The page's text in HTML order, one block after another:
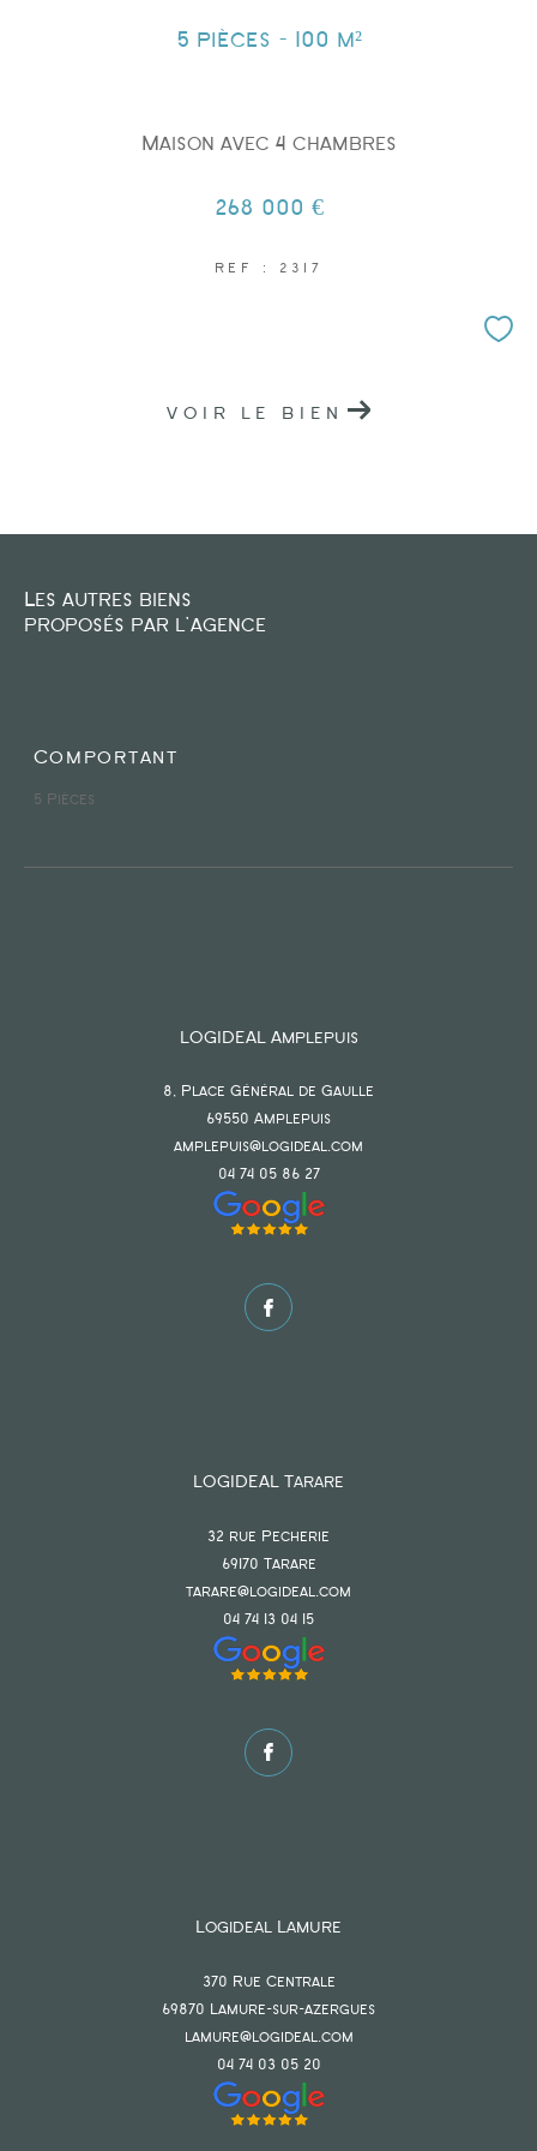
5 pièces - 100 m²
Maison avec 4 chambres
268 000 €
REF : 2317
VOIR LE BIEN
Les autres biens
proposés par l'agence
Comportant
5 Pièces
LOGIDEAL Amplepuis
8, Place Général de Gaulle
69550 amplepuis
amplepuis@logideal.com
04 74 05 86 27
LOGIDEAL Tarare
32 rue Pecherie
69170 tarare
tarare@logideal.com
04 74 13 04 15
Logideal Lamure
370 Rue Centrale
69870 lamure-sur-azergues
lamure@logideal.com
04 74 03 05 20